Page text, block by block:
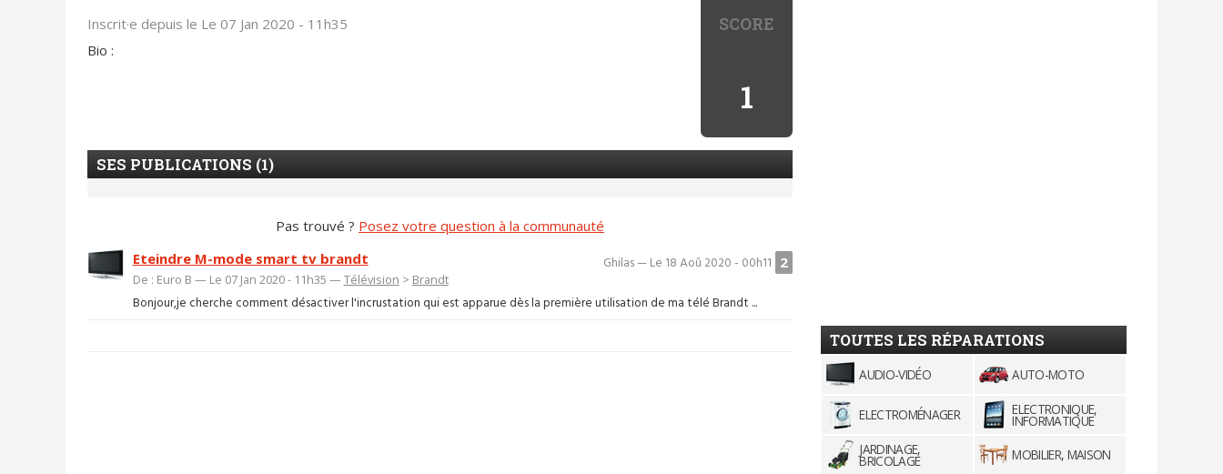
SCORE
1
Inscrit·e depuis le Le 07 Jan 2020 - 11h35
Bio :
SES PUBLICATIONS (1)
Pas trouvé ? Posez votre question à la communauté
2
Ghilas — Le 18 Aoû 2020 - 00h11
Eteindre M-mode smart tv brandt
De : Euro B — Le 07 Jan 2020 - 11h35 —Télévision > Brandt
Bonjour,je cherche comment désactiver l'incrustation qui est apparue dès la première utilisation de ma télé Brandt ...
TOUTES LES RÉPARATIONS
AUDIO-VIDÉO AUTO-MOTO
ELECTROMÉNAGER ELECTRONIQUE,
INFORMATIQUE
JARDINAGE,
BRICOLAGE
MOBILIER, MAISON